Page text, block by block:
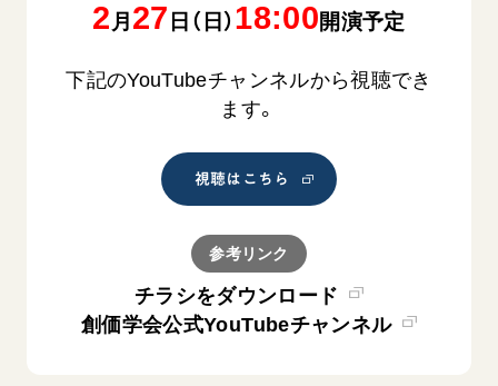
2 月 27 日（日）18:00開演予定
下記のYouTubeチャンネルから視聴でき
ます。
視聴はこちら
参考リンク
チラシをダウンロード
創価学会公式YouTubeチャンネル